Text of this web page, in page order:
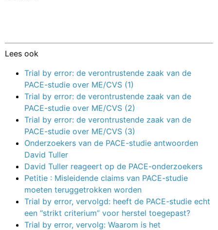
Lees ook
Trial by error: de verontrustende zaak van de
PACE-studie over ME/CVS (1)
Trial by error: de verontrustende zaak van de
PACE-studie over ME/CVS (2)
Trial by error: de verontrustende zaak van de
PACE-studie over ME/CVS (3)
Onderzoekers van de PACE-studie antwoorden
David Tuller
David Tuller reageert op de PACE-onderzoekers
Petitie : Misleidende claims van PACE-studie
moeten teruggetrokken worden
Trial by error, vervolgd: heeft de PACE-studie echt
een “strikt criterium” voor herstel toegepast?
Trial by error, vervolg: Waarom is het